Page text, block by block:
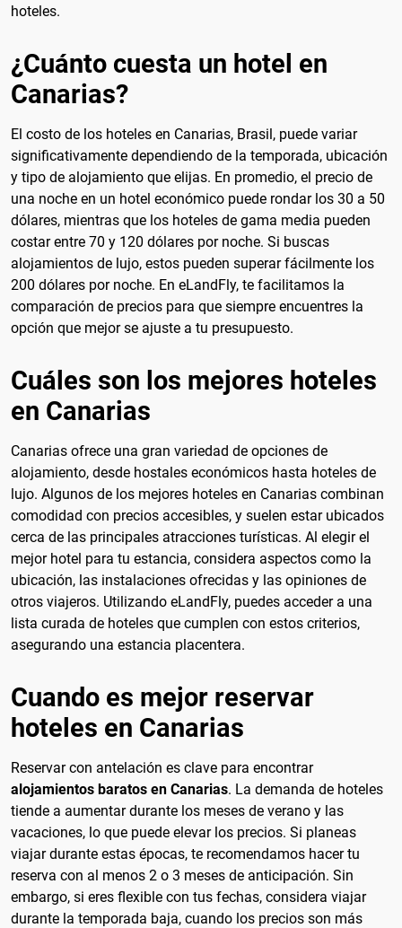
hoteles.
¿Cuánto cuesta un hotel en
Canarias?
El costo de los hoteles en Canarias, Brasil, puede variar
significativamente dependiendo de la temporada, ubicación
y tipo de alojamiento que elijas. En promedio, el precio de
una noche en un hotel económico puede rondar los 30 a 50
dólares, mientras que los hoteles de gama media pueden
costar entre 70 y 120 dólares por noche. Si buscas
alojamientos de lujo, estos pueden superar fácilmente los
200 dólares por noche. En eLandFly, te facilitamos la
comparación de precios para que siempre encuentres la
opción que mejor se ajuste a tu presupuesto.
Cuáles son los mejores hoteles
en Canarias
Canarias ofrece una gran variedad de opciones de
alojamiento, desde hostales económicos hasta hoteles de
lujo. Algunos de los mejores hoteles en Canarias combinan
comodidad con precios accesibles, y suelen estar ubicados
cerca de las principales atracciones turísticas. Al elegir el
mejor hotel para tu estancia, considera aspectos como la
ubicación, las instalaciones ofrecidas y las opiniones de
otros viajeros. Utilizando eLandFly, puedes acceder a una
lista curada de hoteles que cumplen con estos criterios,
asegurando una estancia placentera.
Cuando es mejor reservar
hoteles en Canarias
Reservar con antelación es clave para encontrar
alojamientos baratos en Canarias. La demanda de hoteles
tiende a aumentar durante los meses de verano y las
vacaciones, lo que puede elevar los precios. Si planeas
viajar durante estas épocas, te recomendamos hacer tu
reserva con al menos 2 o 3 meses de anticipación. Sin
embargo, si eres flexible con tus fechas, considera viajar
durante la temporada baja, cuando los precios son más